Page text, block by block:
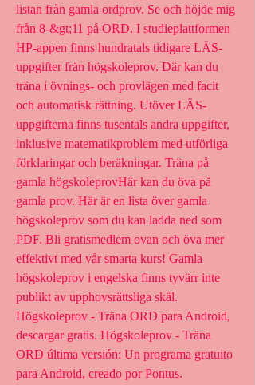
listan från gamla ordprov. Se och höjde mig
från 8-&gt;11 på ORD. I studieplattformen
HP-appen finns hundratals tidigare LÄS-
uppgifter från högskoleprov. Där kan du
träna i övnings- och provlägen med facit
och automatisk rättning. Utöver LÄS-
uppgifterna finns tusentals andra uppgifter,
inklusive matematikproblem med utförliga
förklaringar och beräkningar. Träna på
gamla högskoleprovHär kan du öva på
gamla prov. Här är en lista över gamla
högskoleprov som du kan ladda ned som
PDF. Bli gratismedlem ovan och öva mer
effektivt med vår smarta kurs! Gamla
högskoleprov i engelska finns tyvärr inte
publikt av upphovsrättsliga skäl.
Högskoleprov - Träna ORD para Android,
descargar gratis. Högskoleprov - Träna
ORD última versión: Un programa gratuito
para Android, creado por Pontus.